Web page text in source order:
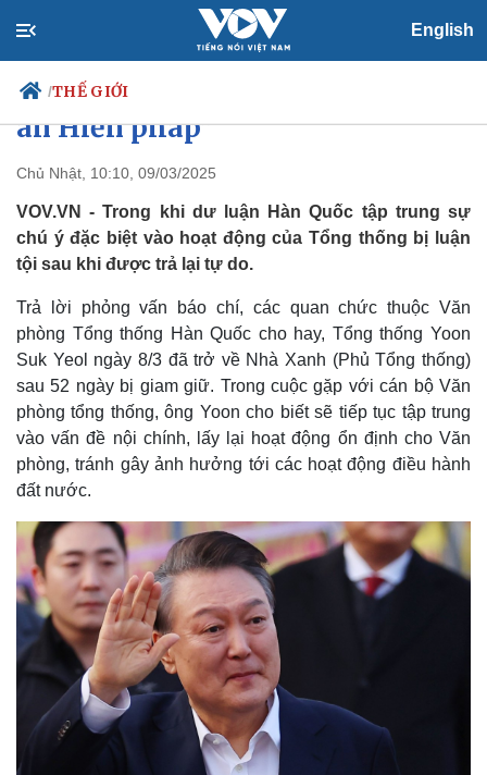
English
/THẾ GIỚI
Chính trị
Đảng
Tổ chức nhân sự
Nhận diện sự thật
Xã hội
Tin 24h
Dấu ấn VOV
Việc làm
Biển đảo
Tổng thống bị luận tội của Hàn
Quốc sẽ “chờ phán quyết của Tòa
án Hiến pháp”
Chủ Nhật, 10:10, 09/03/2025
VOV.VN - Trong khi dư luận Hàn Quốc tập trung sự
chú ý đặc biệt vào hoạt động của Tổng thống bị luận
tội sau khi được trả lại tự do.
Trả lời phỏng vấn báo chí, các quan chức thuộc Văn
phòng Tổng thống Hàn Quốc cho hay, Tổng thống Yoon
Suk Yeol ngày 8/3 đã trở về Nhà Xanh (Phủ Tổng thống)
sau 52 ngày bị giam giữ. Trong cuộc gặp với cán bộ Văn
phòng tổng thống, ông Yoon cho biết sẽ tiếp tục tập trung
vào vấn đề nội chính, lấy lại hoạt động ổn định cho Văn
phòng, tránh gây ảnh hưởng tới các hoạt động điều hành
đất nước.